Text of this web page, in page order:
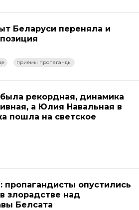
Беларуси переняла и
приемы пропаганды
рекордная, динамика
а Юлия Навальная в
пошла на светское
пропагандисты опустились
злорадстве над
Белсата